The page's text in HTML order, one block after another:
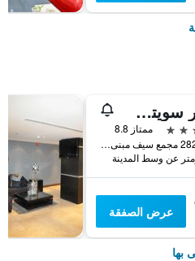
فريزر سويتس سيف البحرين
ممتاز 8.8
شارع 2825 مجمع سيف مبنى رقم 428, المنامة, البحرين
عرض الصفقة
بها